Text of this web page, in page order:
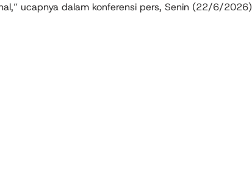
ucapnya dalam konferensi pers, Senin (22/6/2026)